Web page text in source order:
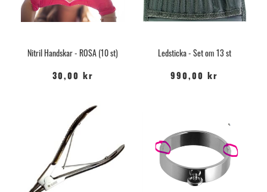
Nitril Handskar - ROSA (10 st)
30,00 kr
Ledsticka - Set om 13 st
990,00 kr